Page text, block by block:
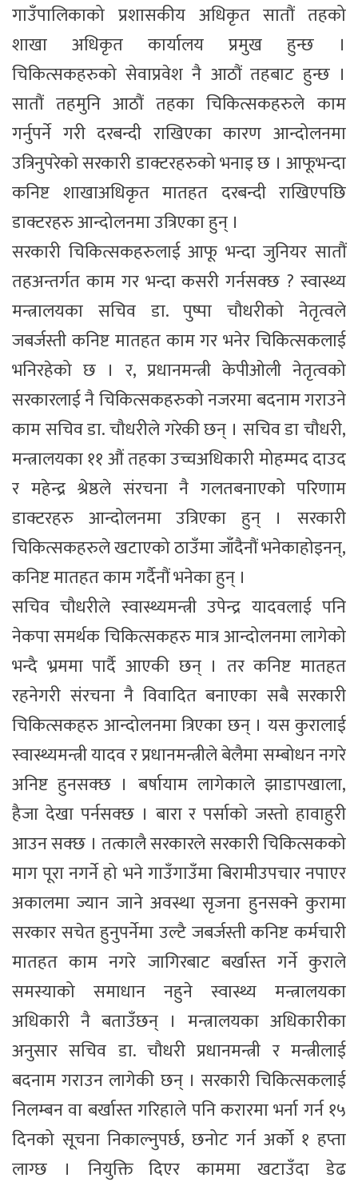
गाउँपालिकाको प्रशासकीय अधिकृत सातौं तहको
शाखा अधिकृत कार्यालय प्रमुख हुन्छ ।
चिकित्सकहरुको सेवाप्रवेश नै आठौं तहबाट हुन्छ ।
सातौं तहमुनि आठौं तहका चिकित्सकहरुले काम
गर्नुपर्ने गरी दरबन्दी राखिएका कारण आन्दोलनमा
उत्रिनुपरेको सरकारी डाक्टरहरुको भनाइ छ । आफूभन्दा
कनिष्ट शाखाअधिकृत मातहत दरबन्दी राखिएपछि
डाक्टरहरु आन्दोलनमा उत्रिएका हुन् ।
सरकारी चिकित्सकहरुलाई आफू भन्दा जुनियर सातौं
तहअन्तर्गत काम गर भन्दा कसरी गर्नसक्छ ? स्वास्थ्य
मन्त्रालयका सचिव डा. पुष्पा चौधरीको नेतृत्वले
जबर्जस्ती कनिष्ट मातहत काम गर भनेर चिकित्सकलाई
भनिरहेको छ । र, प्रधानमन्त्री केपीओली नेतृत्वको
सरकारलाई नै चिकित्सकहरुको नजरमा बदनाम गराउने
काम सचिव डा. चौधरीले गरेकी छन् । सचिव डा चौधरी,
मन्त्रालयका ११ औं तहका उच्चअधिकारी मोहम्मद दाउद
र महेन्द्र श्रेष्ठले संरचना नै गलतबनाएको परिणाम
डाक्टरहरु आन्दोलनमा उत्रिएका हुन् । सरकारी
चिकित्सकहरुले खटाएको ठाउँमा जाँदैनौं भनेकाहोइनन्,
कनिष्ट मातहत काम गर्दैनौं भनेका हुन् ।
सचिव चौधरीले स्वास्थ्यमन्त्री उपेन्द्र यादवलाई पनि
नेकपा समर्थक चिकित्सकहरु मात्र आन्दोलनमा लागेको
भन्दै भ्रममा पार्दै आएकी छन् । तर कनिष्ट मातहत
रहनेगरी संरचना नै विवादित बनाएका सबै सरकारी
चिकित्सकहरु आन्दोलनमा त्रिएका छन् । यस कुरालाई
स्वास्थ्यमन्त्री यादव र प्रधानमन्त्रीले बेलैमा सम्बोधन नगरे
अनिष्ट हुनसक्छ । बर्षायाम लागेकाले झाडापखाला,
हैजा देखा पर्नसक्छ । बारा र पर्साको जस्तो हावाहुरी
आउन सक्छ । तत्कालै सरकारले सरकारी चिकित्सकको
माग पूरा नगर्ने हो भने गाउँगाउँमा बिरामीउपचार नपाएर
अकालमा ज्यान जाने अवस्था सृजना हुनसक्ने कुरामा
सरकार सचेत हुनुपर्नेमा उल्टै जबर्जस्ती कनिष्ट कर्मचारी
मातहत काम नगरे जागिरबाट बर्खास्त गर्ने कुराले
समस्याको समाधान नहुने स्वास्थ्य मन्त्रालयका
अधिकारी नै बताउँछन् । मन्त्रालयका अधिकारीका
अनुसार सचिव डा. चौधरी प्रधानमन्त्री र मन्त्रीलाई
बदनाम गराउन लागेकी छन् । सरकारी चिकित्सकलाई
निलम्बन वा बर्खास्त गरिहाले पनि करारमा भर्ना गर्न १५
दिनको सूचना निकाल्नुपर्छ, छनोट गर्न अर्को १ हप्ता
लाग्छ । नियुक्ति दिएर काममा खटाउँदा डेढ